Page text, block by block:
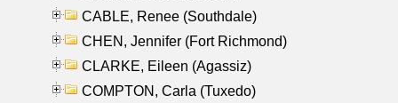
CABLE, Renee (Southdale)
CHEN, Jennifer (Fort Richmond)
CLARKE, Eileen (Agassiz)
COMPTON, Carla (Tuxedo)